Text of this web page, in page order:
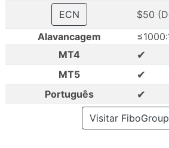
ECN
$50
Alavancagem
MT4
✔
MT5 ✔
Português ✔
Visitar